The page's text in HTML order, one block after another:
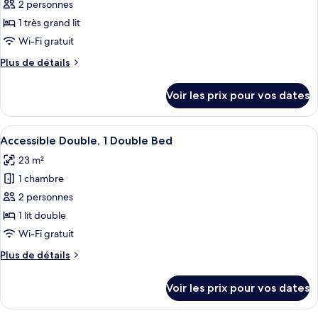
Bed
Double
Bed
with
Bunk
Bed
pour
ce
type
chambre :
Standard,
1
très
grand
lit
2 personnes
1 très grand lit
Wi-Fi gratuit
Plus de détails
Plus
le
type
de
Chambre
Double
Standard,
très
grand
lit
Voir les prix pour vos dates
Afficher
toutes
les
photos
pour
ce
type
chambre :
Une chambre moderne avec un
6
Accessible Double, 1 Double Bed
23 m²
1 chambre
2 personnes
1 lit double
Wi-Fi gratuit
Plus de détails
Plus
le
Voir les prix pour vos dates